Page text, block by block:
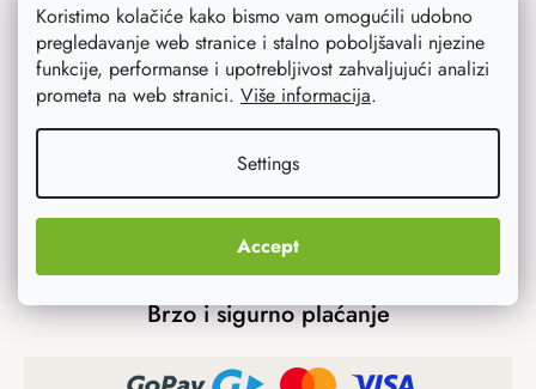
Koristimo kolačiće kako bismo vam omogućili udobno
pregledavanje web stranice i stalno poboljšavali njezine
funkcije, performanse i upotrebljivost zahvaljujući analizi
prometa na web stranici. Više informacija.
Settings
Accept
+385 23 775 506
Mogućnosti prijevoza
Brzo i sigurno plaćanje